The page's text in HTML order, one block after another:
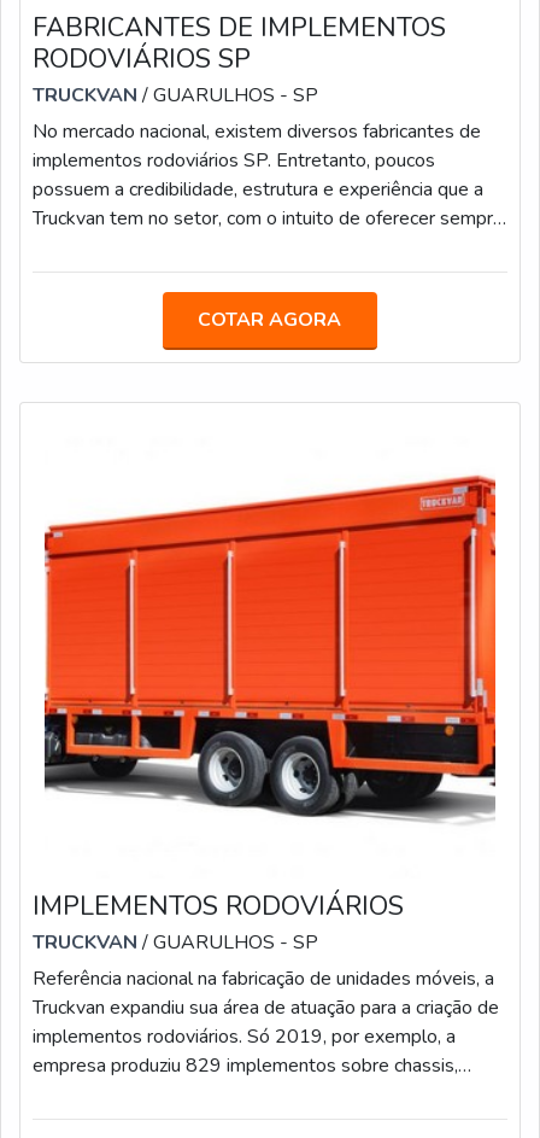
FABRICANTES DE IMPLEMENTOS
RODOVIÁRIOS SP
TRUCKVAN/ GUARULHOS - SP
No mercado nacional, existem diversos fabricantes de
implementos rodoviários SP. Entretanto, poucos
possuem a credibilidade, estrutura e experiência que a
Truckvan tem no setor, com o intuito de oferecer sempre
possuia na criação de unidades móveis especiais, a
pesados, garantindo players mais competentes, que têm
capacidade para oferecer produtos com mais qualidade,
COTAR AGORA
IMPLEMENTOS RODOVIÁRIOS
TRUCKVAN/ GUARULHOS - SP
Referência nacional na fabricação de unidades móveis, a
Truckvan expandiu sua área de atuação para a criação de
implementos rodoviários. Só 2019, por exemplo, a
empresa produziu 829 implementos sobre chassis,
ratificando a sua posição entre os líderes desse nicho.AS